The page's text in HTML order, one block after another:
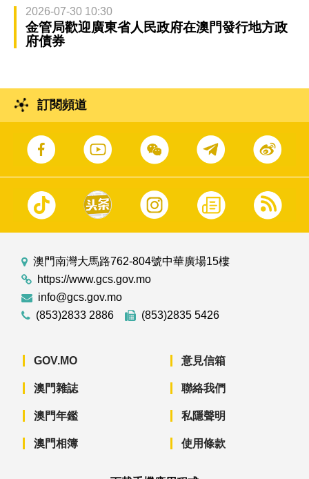
2026-07-30 10:30
金管局歡迎廣東省人民政府在澳門發行地方政
府債券
訂閱頻道
澳門南灣大馬路762-804號中華廣場15樓
https://www.gcs.gov.mo
info@gcs.gov.mo
(853)2833 2886
(853)2835 5426
GOV.MO
澳門雜誌
澳門年鑑
澳門相簿
意見信箱
聯絡我們
私隱聲明
使用條款